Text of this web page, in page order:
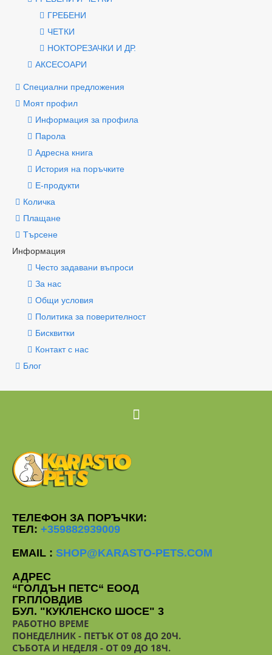
ГРЕБЕНИ
ЧЕТКИ
НОКТОРЕЗАЧКИ И ДР.
АКСЕСОАРИ
Специални предложения
Моят профил
Информация за профила
Парола
Адресна книга
История на поръчките
Е-продукти
Количка
Плащане
Търсене
Информация
Често задавани въпроси
За нас
Общи условия
Политика за поверителност
Бисквитки
Контакт с нас
Блог
ТЕЛЕФОН ЗА ПОРЪЧКИ:
ТЕЛ: +359882939009
EMAIL : SHOP@KARASTO-PETS.COM
АДРЕС
“ГОЛДЪН ПЕТС“ ЕООД
ГР.ПЛОВДИВ
БУЛ. "КУКЛЕНСКО ШОСЕ" 3
РАБОТНО ВРЕМЕ
ПОНЕДЕЛНИК - ПЕТЪК ОТ 08 ДО 20Ч.
СЪБОТА И НЕДЕЛЯ - ОТ 09 ДО 18Ч.